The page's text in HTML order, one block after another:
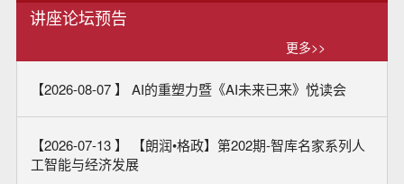
讲座论坛预告
更多>>
【2026-08-07 】 AI的重塑力暨《AI未来已来》悦读会
【2026-07-13 】
【朗润•格政】第202期-智库名家系列人
工智能与经济发展